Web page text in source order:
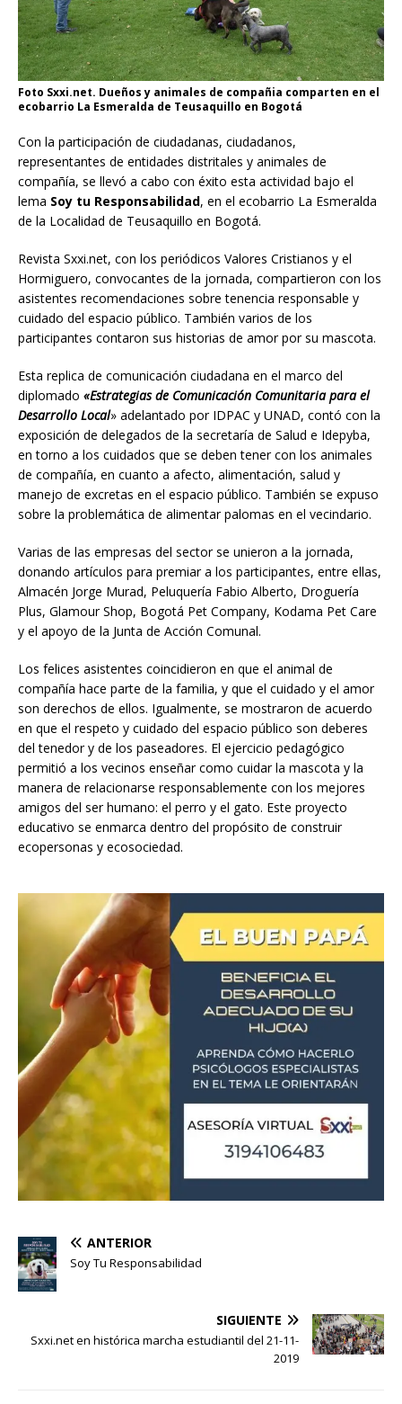
Foto Sxxi.net. Dueños y animales de compañia comparten en el
ecobarrio La Esmeralda de Teusaquillo en Bogotá
Con la participación de ciudadanas, ciudadanos,
representantes de entidades distritales y animales de
compañía, se llevó a cabo con éxito esta actividad bajo el
lema Soy tu Responsabilidad, en el ecobarrio La Esmeralda
de la Localidad de Teusaquillo en Bogotá.
Revista Sxxi.net, con los periódicos Valores Cristianos y el
Hormiguero, convocantes de la jornada, compartieron con los
asistentes recomendaciones sobre tenencia responsable y
cuidado del espacio público. También varios de los
participantes contaron sus historias de amor por su mascota.
Esta replica de comunicación ciudadana en el marco del
diplomado «Estrategias de Comunicación Comunitaria para el
Desarrollo Local» adelantado por IDPAC y UNAD, contó con la
exposición de delegados de la secretaría de Salud e Idepyba,
en torno a los cuidados que se deben tener con los animales
de compañía, en cuanto a afecto, alimentación, salud y
manejo de excretas en el espacio público. También se expuso
sobre la problemática de alimentar palomas en el vecindario.
Varias de las empresas del sector se unieron a la jornada,
donando artículos para premiar a los participantes, entre ellas,
Almacén Jorge Murad, Peluquería Fabio Alberto, Droguería
Plus, Glamour Shop, Bogotá Pet Company, Kodama Pet Care
y el apoyo de la Junta de Acción Comunal.
Los felices asistentes coincidieron en que el animal de
compañía hace parte de la familia, y que el cuidado y el amor
son derechos de ellos. Igualmente, se mostraron de acuerdo
en que el respeto y cuidado del espacio público son deberes
del tenedor y de los paseadores. El ejercicio pedagógico
permitió a los vecinos enseñar como cuidar la mascota y la
manera de relacionarse responsablemente con los mejores
amigos del ser humano: el perro y el gato. Este proyecto
educativo se enmarca dentro del propósito de construir
ecopersonas y ecosociedad.
ANTERIOR
Soy Tu Responsabilidad
SIGUIENTE
Sxxi.net en histórica marcha estudiantil del 21-11-
2019